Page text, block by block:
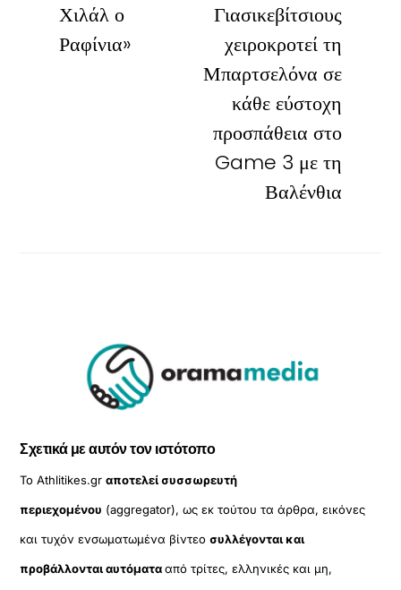
Χιλάλ ο
Ραφίνια»
Γιασικεβίτσιους
χειροκροτεί τη
Μπαρτσελόνα σε
κάθε εύστοχη
προσπάθεια στο
Game 3 με τη
Βαλένθια
Σχετικά με αυτόν τον ιστότοπο
Το Athlitikes.grαποτελεί συσσωρευτή
περιεχομένου (aggregator), ως εκ τούτου τα άρθρα, εικόνες
και τυχόν ενσωματωμένα βίντεοσυλλέγονται και
προβάλλονται αυτόματααπό τρίτες, ελληνικές και μη,